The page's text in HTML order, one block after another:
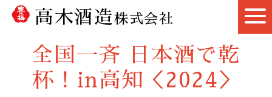
高木酒造株式会社
全国一斉 日本酒で乾
杯！in高知＜2024＞